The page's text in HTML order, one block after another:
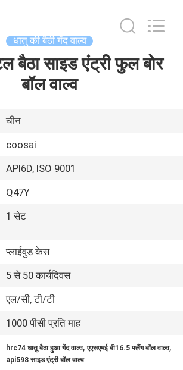
धातु की बैठी गेंद वाल्व
बैठा साइड एंट्री फुल बोर
बॉल वाल्व
चीन
coosai
API6D, ISO 9001
Q47Y
1 सेट
प्लाईवुड केस
5 से 50 कार्यदिवस
एल/सी, टी/टी
1000 पीसी प्रति माह
hrc74 धातु बैठा हुआ गेंद वाल्व,एएसएमई बी16.5 फ्लैंग बॉल वाल्व,
api598 साइड एंट्री बॉल वाल्व